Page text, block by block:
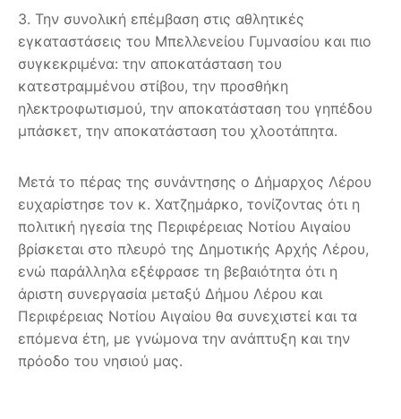
3. Την συνολική επέμβαση στις αθλητικές
εγκαταστάσεις του Μπελλενείου Γυμνασίου και πιο
συγκεκριμένα: την αποκατάσταση του
κατεστραμμένου στίβου, την προσθήκη
ηλεκτροφωτισμού, την αποκατάσταση του γηπέδου
μπάσκετ, την αποκατάσταση του χλοοτάπητα.
Μετά το πέρας της συνάντησης ο Δήμαρχος Λέρου
ευχαρίστησε τον κ. Χατζημάρκο, τονίζοντας ότι η
πολιτική ηγεσία της Περιφέρειας Νοτίου Αιγαίου
βρίσκεται στο πλευρό της Δημοτικής Αρχής Λέρου,
ενώ παράλληλα εξέφρασε τη βεβαιότητα ότι η
άριστη συνεργασία μεταξύ Δήμου Λέρου και
Περιφέρειας Νοτίου Αιγαίου θα συνεχιστεί και τα
επόμενα έτη, με γνώμονα την ανάπτυξη και την
πρόοδο του νησιού μας.